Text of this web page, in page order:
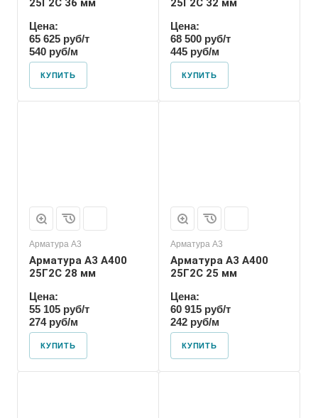
25Г2С 36 мм
Цена:
65 625 руб/т
540 руб/м
КУПИТЬ
25Г2С 32 мм
Цена:
68 500 руб/т
445 руб/м
КУПИТЬ
Арматура А3
Арматура А3 А400
25Г2С 28 мм
Цена:
55 105 руб/т
274 руб/м
КУПИТЬ
Арматура А3
Арматура А3 А400
25Г2С 25 мм
Цена:
60 915 руб/т
242 руб/м
КУПИТЬ